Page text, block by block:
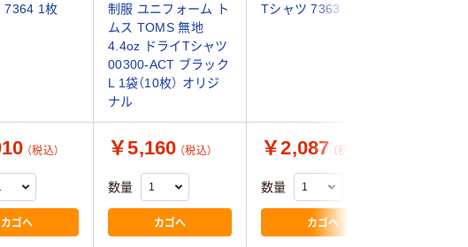
7364 1枚
制服 ユニフォーム ト
ムス TOMS 無地
4.4oz ドライTシャツ
00300-ACT ブラック
L 1袋（10枚） オリジ
ナル
Tシャツ 7363 1枚
（税込）
カゴへ
￥5,160 （税込）
数量
カゴへ
￥2,087 （税込）
数量
カゴへ